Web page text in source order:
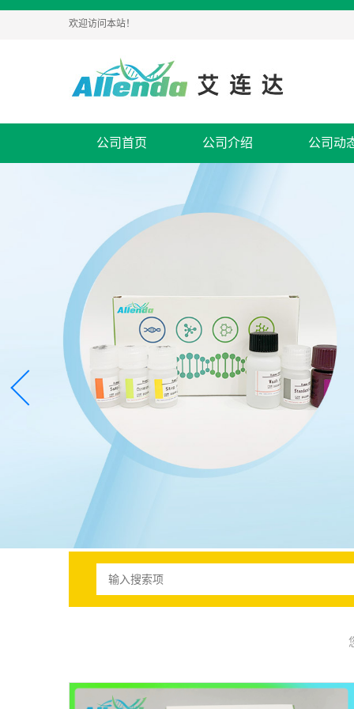
欢迎访问本站！
公司首页 公司介绍 公司动